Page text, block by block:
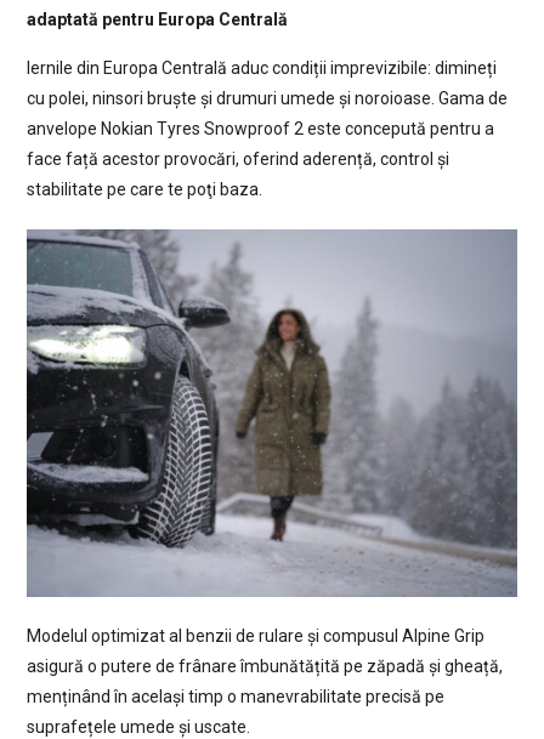
adaptată pentru Europa Centrală
Iernile din Europa Centrală aduc condiții imprevizibile: dimineți
cu polei, ninsori bruște și drumuri umede și noroioase. Gama de
anvelope Nokian Tyres Snowproof 2 este concepută pentru a
face față acestor provocări, oferind aderență, control și
stabilitate pe care te poţi baza.
Modelul optimizat al benzii de rulare și compusul Alpine Grip
asigură o putere de frânare îmbunătățită pe zăpadă și gheață,
menținând în același timp o manevrabilitate precisă pe
suprafețele umede și uscate.